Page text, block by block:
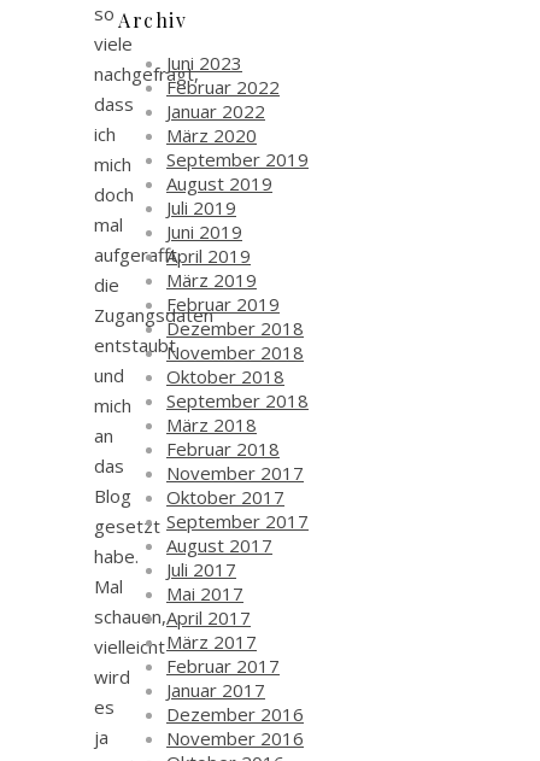
so
viele
nachgefragt,
dass
ich
mich
doch
mal
aufgerafft,
die
Zugangsdaten
entstaubt
und
mich
an
das
Blog
gesetzt
habe.
Mal
schauen,
vielleicht
wird
es
ja
Archiv
Juni 2023
Februar 2022
Januar 2022
März 2020
September 2019
August 2019
Juli 2019
Juni 2019
April 2019
März 2019
Februar 2019
Dezember 2018
November 2018
Oktober 2018
September 2018
März 2018
Februar 2018
November 2017
Oktober 2017
September 2017
August 2017
Juli 2017
Mai 2017
April 2017
März 2017
Februar 2017
Januar 2017
Dezember 2016
November 2016